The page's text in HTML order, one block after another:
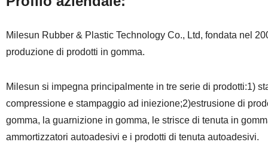
Milesun Rubber & Plastic Technology Co., Ltd, fondata nel
produzione di prodotti in gomma.
Milesun si impegna principalmente in tre serie di prodotti:1)
compressione e stampaggio ad iniezione;2)estrusione di
gomma, la guarnizione in gomma, le strisce di tenuta in
ammortizzatori autoadesivi e i prodotti di tenuta autoadesivi.